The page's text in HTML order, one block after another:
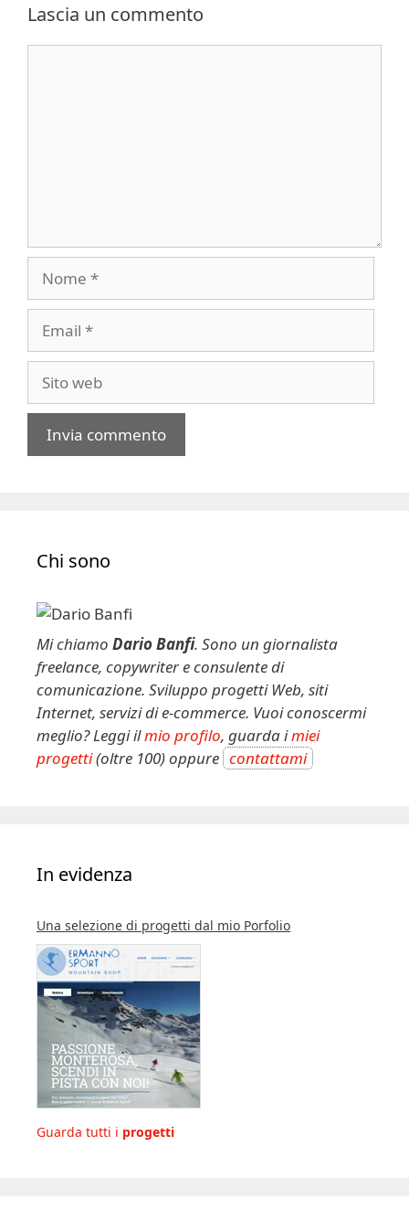
Lascia un commento
web
v
Chi sono
Mi chiamo Dario Banfi. Sono un giornalista
freelance, copywriter e consulente di
comunicazione. Sviluppo progetti Web, siti
Internet, servizi di e-commerce. Vuoi conoscermi
meglio? Leggi ilmio profilo, guarda imiei
progetti(oltre 100) oppure contattami
In evidenza
Una selezione di progetti dal mio Porfolio
Guarda tutti i progetti